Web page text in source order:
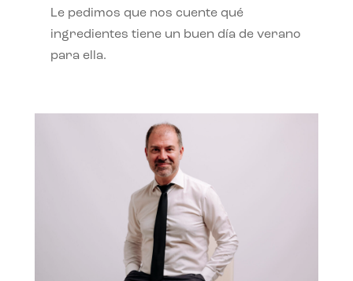
Le pedimos que nos cuente qué
ingredientes tiene un buen día de verano
para ella.